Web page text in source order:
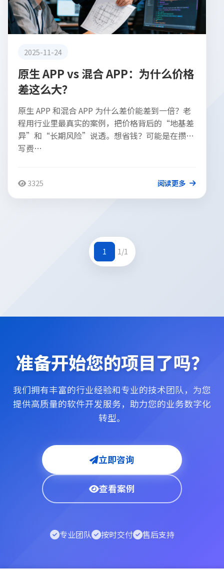
2025-11-24
原生 APP vs 混合 APP：为什么价格
差这么大？
原生 APP 和混合 APP 为什么差价能差到一倍？老
程用行业里最真实的案例，把价格背后的“地基差
异”和“长期风险”说透。想省钱？可能是在攒重
写费…
3325 阅读更多
1 1/1
准备开始您的项目了吗？
我们拥有丰富的行业经验和专业的技术团队，为您
提供高质量的软件开发服务，助力您的业务数字化
转型。
立即咨询
查看案例
专业团队 按时交付 售后支持